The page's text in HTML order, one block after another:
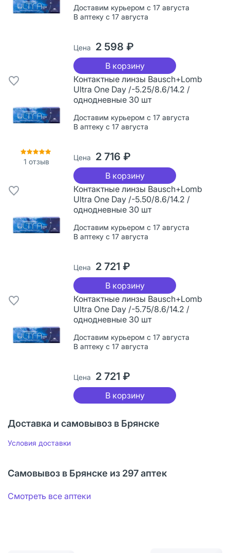
Доставим курьером с 17 августа
В аптеку с 17 августа
Цена 2 598 ₽
В корзину
1 отзыв
Контактные линзы Bausch+Lomb
Ultra One Day /-5.25/8.6/14.2 /
однодневные 30 шт
Доставим курьером с 17 августа
В аптеку с 17 августа
Цена 2 716 ₽
В корзину
Контактные линзы Bausch+Lomb
Ultra One Day /-5.50/8.6/14.2 /
однодневные 30 шт
Доставим курьером с 17 августа
В аптеку с 17 августа
Цена 2 721 ₽
В корзину
Контактные линзы Bausch+Lomb
Ultra One Day /-5.75/8.6/14.2 /
однодневные 30 шт
Доставим курьером с 17 августа
В аптеку с 17 августа
Цена 2 721 ₽
В корзину
Доставка и самовывоз в Брянске
Условия доставки
Самовывоз в Брянске из 297 аптек
Смотреть все аптеки